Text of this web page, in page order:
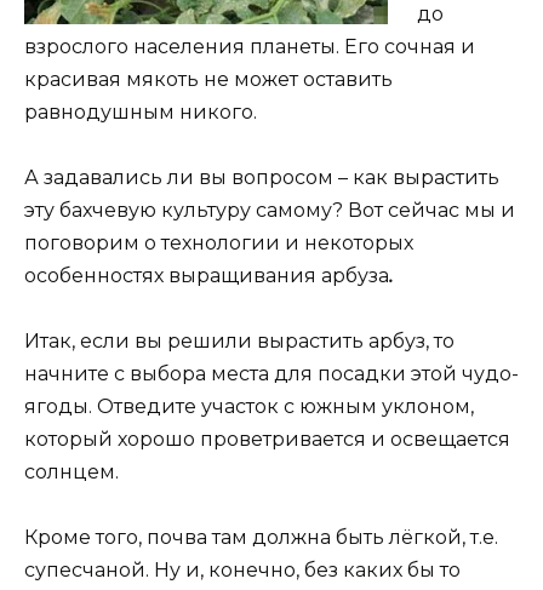
до
взрослого населения планеты. Его сочная и
красивая мякоть не может оставить
равнодушным никого.
А задавались ли вы вопросом – как вырастить
эту бахчевую культуру самому? Вот сейчас мы и
поговорим о технологии и некоторых
особенностях выращивания арбуза.
Итак, если вы решили вырастить арбуз, то
начните с выбора места для посадки этой чудо-
ягоды. Отведите участок с южным уклоном,
который хорошо проветривается и освещается
солнцем.
Кроме того, почва там должна быть лёгкой, т.е.
супесчаной. Ну и, конечно, без каких бы то